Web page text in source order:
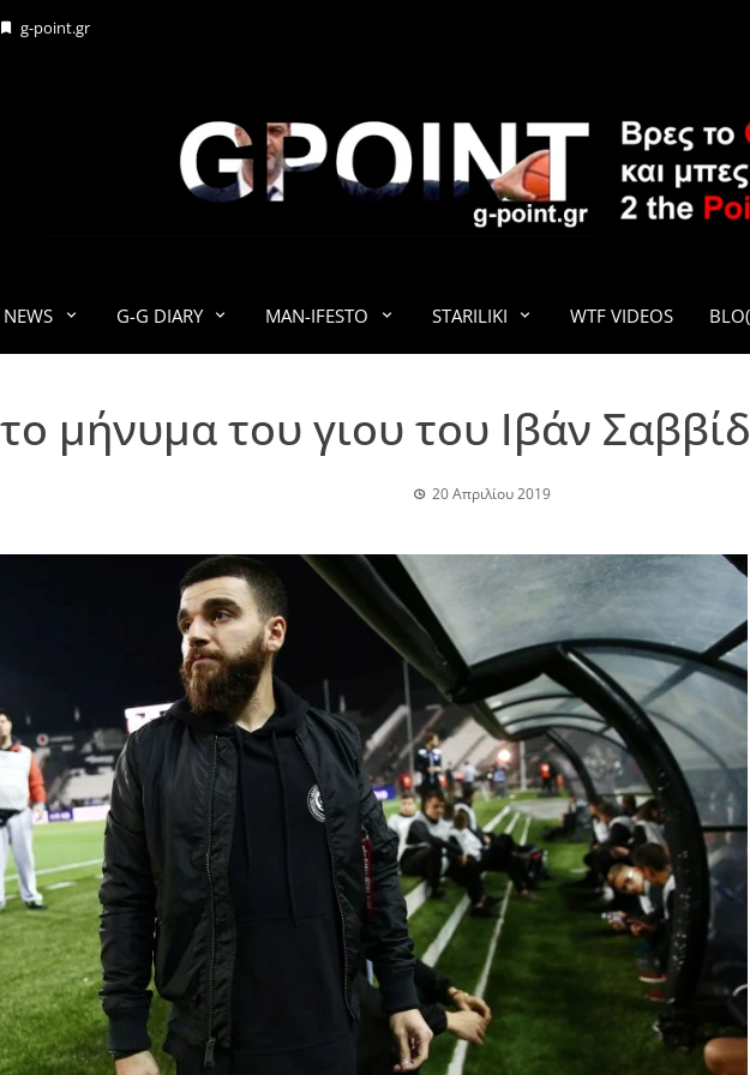
g-point.gr
G-
NEWS G-G DIARY MAN-IFESTO STARILIKI WTF VIDEOS
το μήνυμα του γιου του Ιβάν
20 Απριλίου 2019